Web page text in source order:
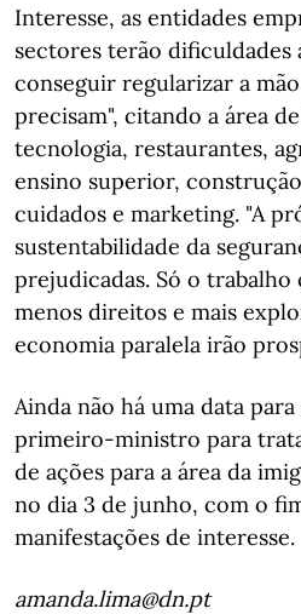
Interesse, as entidades
sectores terão dificuldades
conseguir regularizar a
precisam", citando a área
tecnologia, restaurantes,
ensino superior,
cuidados e marketing. "A
sustentabilidade da
prejudicadas. Só o
menos direitos e mais
economia paralela irão
Ainda não há uma data
primeiro-ministro para
de ações para a área da
no dia 3 de junho, com o
manifestações de interesse.
amanda.lima@dn.pt